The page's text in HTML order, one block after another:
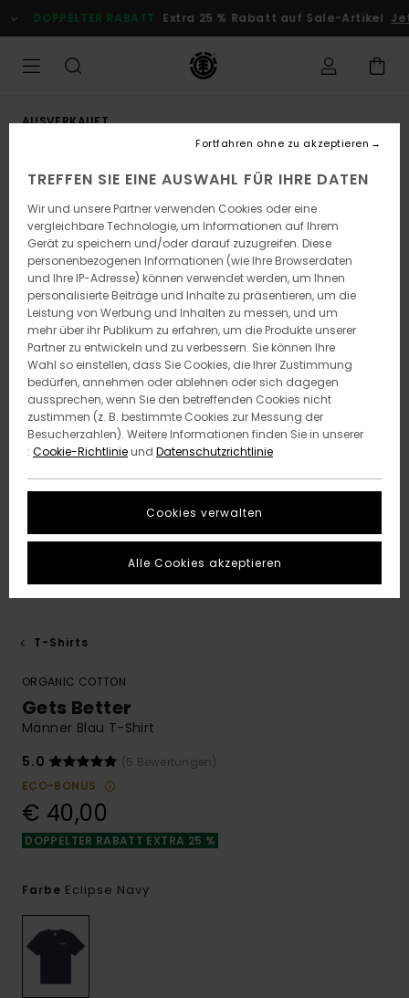
zur
Produktinformation
DOPPELTER RABATT Extra 25 % Rabatt auf Sale-Artikel
AUSVERKAUFT
T-Shirts
ORGANIC COTTON
Gets Better
Männer Blau T-Shirt
5.0
(5 Bewertungen)
ECO-BONUS
€ 40,00
DOPPELTER RABATT EXTRA 25 %
Farbe Eclipse Navy
TREFFEN SIE EINE AUSWAHL FÜR IHRE DATEN
Wir und unsere Partner verwenden Cookies oder eine
vergleichbare Technologie, um Informationen auf Ihrem
Gerät zu speichern und/oder darauf zuzugreifen. Diese
personenbezogenen Informationen (wie Ihre Browserdaten
und Ihre IP-Adresse) können verwendet werden, um Ihnen
personalisierte Beiträge und Inhalte zu präsentieren, um die
Leistung von Werbung und Inhalten zu messen, und um
mehr über ihr Publikum zu erfahren, um die Produkte unserer
Partner zu entwickeln und zu verbessern. Sie können Ihre
Wahl so einstellen, dass Sie Cookies, die Ihrer Zustimmung
bedürfen, annehmen oder ablehnen oder sich dagegen
aussprechen, wenn Sie den betreffenden Cookies nicht
zustimmen (z. B. bestimmte Cookies zur Messung der
Besucherzahlen). Weitere Informationen finden Sie in unserer
: Cookie-Richtlinieund Datenschutzrichtlinie
Cookies verwalten
Fortfahren ohne zu akzeptieren
Alle Cookies akzeptieren